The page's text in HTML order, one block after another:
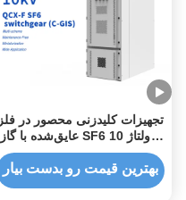
تجهیزات کلیدزنی محصور در فلز
عایق‌شده با گاز SF6 با ولتاژ 10
کیلو ولت C-GIS
بهترین قیمت رو بدست بیار